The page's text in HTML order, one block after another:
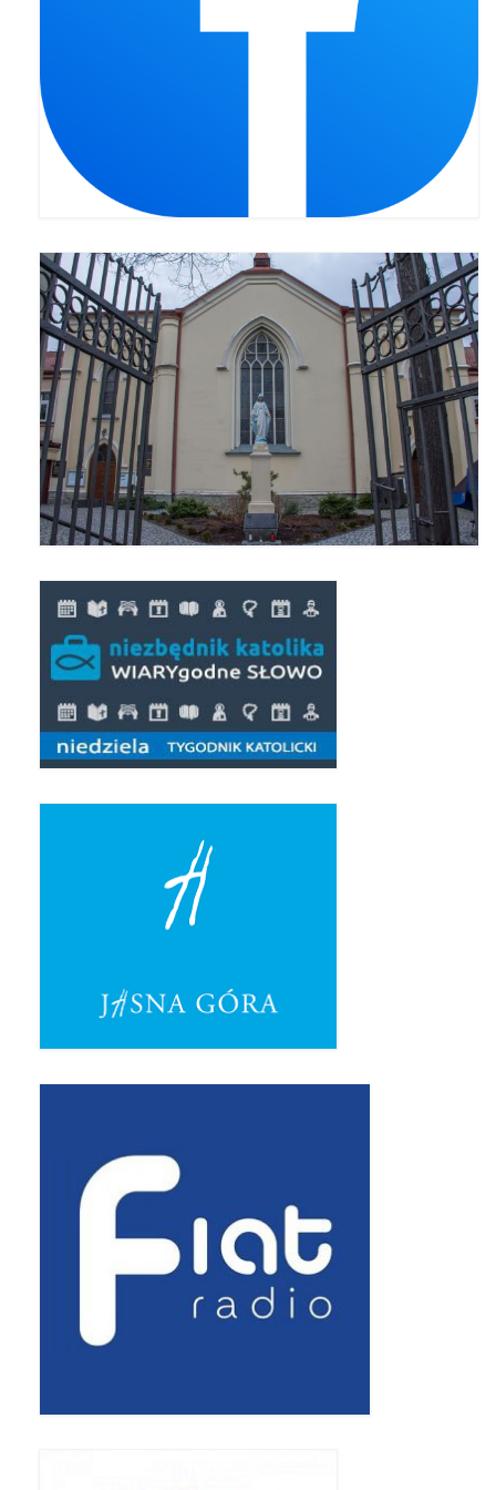
Galerie 2021
Pasterka 2021
Odpust 2021
Kościół Stacyjny Wielkiego Postu 2021
Pierwsza Komunia Święta
Pierwsza Komunia Święta – Grupa 1
Pierwsza Komunia Święta – Grupa 2
Boże Ciało
Galerie 2020
Uroczystość Św. Jakuba Apostoła 2020
Wizytacja Kanoniczna 21.06.2020
GODZINA ŚWIĘTA W ŚWIĘTO
MIŁOSIERDZIA BOŻEGO
Opłatek Wspólnot Parafialnych
Pasterka 2019
Uroczystość Św. Jakuba Ap 2019
Boże Ciało – 20 czerwca 2019
Pierwsza Komunia Święta 2019
Imieniny Ks Kanonika
Wigilia Paschalna 2019